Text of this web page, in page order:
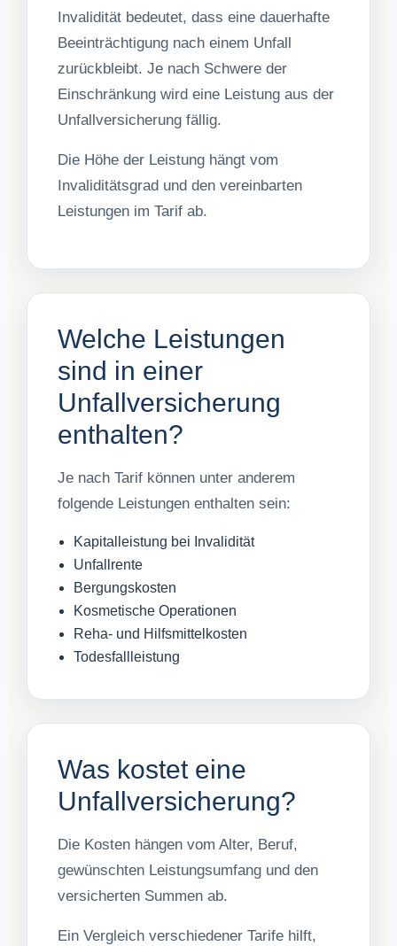
Invalidität bedeutet, dass eine dauerhafte
Beeinträchtigung nach einem Unfall
zurückbleibt. Je nach Schwere der
Einschränkung wird eine Leistung aus der
Unfallversicherung fällig.
Die Höhe der Leistung hängt vom
Invaliditätsgrad und den vereinbarten
Leistungen im Tarif ab.
Welche Leistungen
sind in einer
Unfallversicherung
enthalten?
Je nach Tarif können unter anderem
folgende Leistungen enthalten sein:
Kapitalleistung bei Invalidität
Unfallrente
Bergungskosten
Kosmetische Operationen
Reha- und Hilfsmittelkosten
Todesfallleistung
Was kostet eine
Unfallversicherung?
Die Kosten hängen vom Alter, Beruf,
gewünschten Leistungsumfang und den
versicherten Summen ab.
Ein Vergleich verschiedener Tarife hilft,